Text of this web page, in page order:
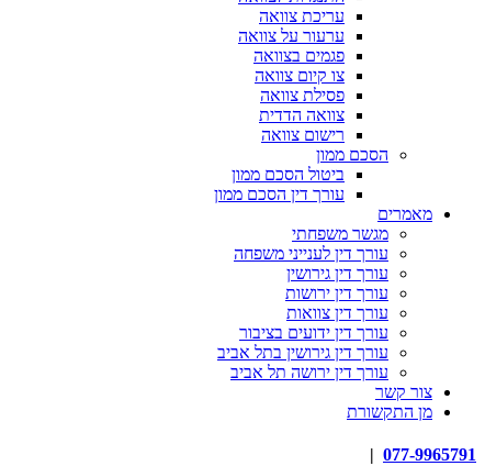
עריכת צוואה
ערעור על צוואה
פגמים בצוואה
צו קיום צוואה
פסילת צוואה
צוואה הדדית
רישום צוואה
הסכם ממון
ביטול הסכם ממון
עורך דין הסכם ממון
מאמרים
מגשר משפחתי
עורך דין לענייני משפחה
עורך דין גירושין
עורך דין ירושות
עורך דין צוואות
עורך דין ידועים בציבור
עורך דין גירושין בתל אביב
עורך דין ירושה תל אביב
צור קשר
מן התקשורת
077-9965791
|